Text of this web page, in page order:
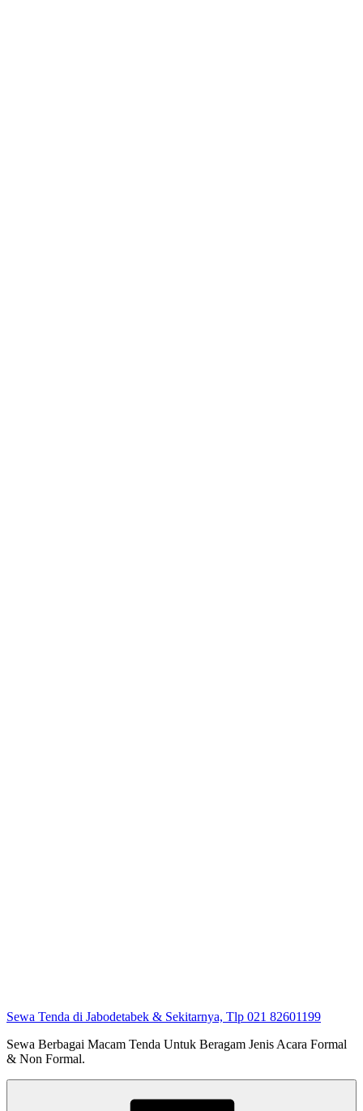
Sewa Tenda di Jabodetabek & Sekitarnya, Tlp 021 82601199
Sewa Berbagai Macam Tenda Untuk Beragam Jenis Acara Formal
& Non Formal.